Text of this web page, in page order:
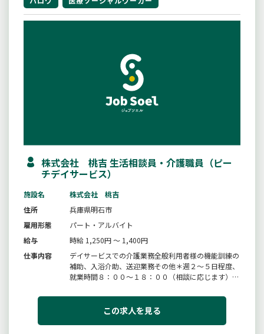
株式会社 桃吉 生活相談員・介護職員（ピー
チデイサービス）
施設名
株式会社 桃吉
住所
兵庫県明石市
雇用形態
パート・アルバイト
給与
時給 1,250円 ～ 1,400円
仕事内容
デイサービスでの介護業務全般利用者様の機能訓練の
補助、入浴介助、送迎業務その他＊週２〜５日程度、
就業時間８：００〜１８：００（相談に応じます）＊
変更なし
この求人を見る